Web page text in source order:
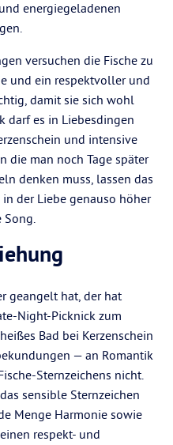
energiegeladenen
versuchen die Fische zu
und ein respektvoller und
damit sie sich wohl
darf es in Liebesdingen
und intensive
die man noch Tage später
denken muss, lassen das
in der Liebe genauso höher
Song.
geangelt hat, der hat
Night-Picknick zum
Bad bei Kerzenschein
— an Romantik
Sternzeichens nicht.
sensible Sternzeichen
Menge Harmonie sowie
respekt- und